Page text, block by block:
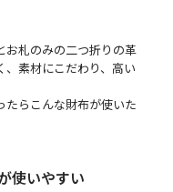
お札のみの二つ折りの革
素材にこだわり、高い
たらこんな財布が使いた
使いやすい